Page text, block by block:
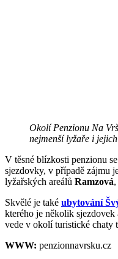
Okolí Penzionu Na
nejmenší lyžaře i
V těsné blízkosti penzionu
sjezdovky, v případě zájmu
lyžařských areálů Ramzová,
Skvělé je také ubytování
kterého je několik
vede v okolí turistické chaty
WWW: penzionnavrsku.cz